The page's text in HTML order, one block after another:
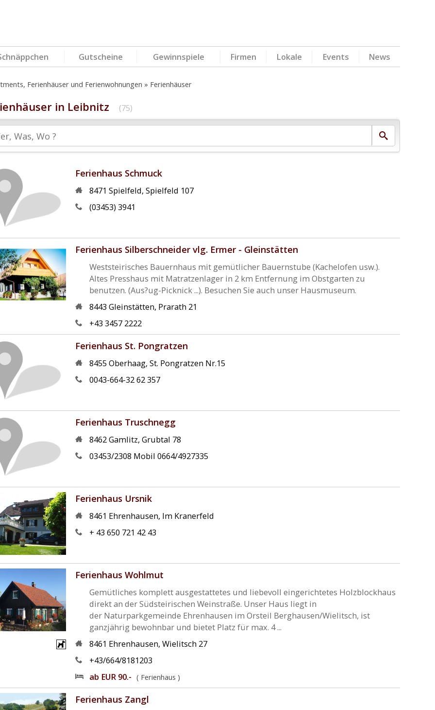
Gutscheine Gewinnspiele Firmen Lokale Events News
Ferienhäuser und Ferienwohnungen Ferienhäuser
in Leibnitz (75)
Ferienhaus Schmuck
8471 Spielfeld,Spielfeld 107
(03453) 3941
Ferienhaus Silberschneider vlg. Ermer - Gleinstätten
Weststeirisches Bauernhaus mit gemütlicher Bauernstube (Kachelofen usw.).
Altes Presshaus mit Matratzenlager in 2 km Entfernung im Obstgarten zu
benutzen. (Aus?ug-Picknick ...). Besuchen Sie auch unser Hausmuseum.
8443 Gleinstätten, Prarath 21
+43 3457 2222
Ferienhaus St. Pongratzen
8455 Oberhaag,St. Pongratzen Nr.15
0043-664-32 62 357
Ferienhaus Truschnegg
8462Gamlitz,Grubtal 78
03453/2308 Mobil 0664/4927335
Ferienhaus Ursnik
8461 Ehrenhausen, Im Kranerfeld
+ 43 650 721 42 43
Ferienhaus Wohlmut
Gemütliches komplett ausgestattetes und liebevoll eingerichtetes Holzblockhaus
direkt an der Südsteirischen Weinstraße. Unser Haus liegt in
der Naturparkgemeinde Ehrenhausen im Orsteil Berghausen/Wielitsch, ist
ganzjährig bewohnbar und bietet Platz für max. 4 ...
8461 Ehrenhausen,Wielitsch 27
+43/664/8181203
ab EUR 90.- ( Ferienhaus )
Ferienhaus Zangl